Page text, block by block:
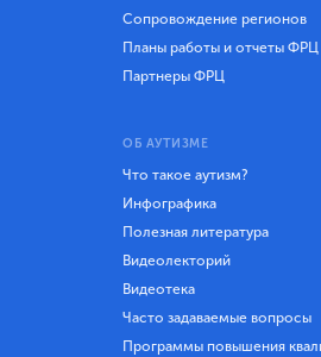
Сопровождение регионов
Планы работы и отчеты ФРЦ
Партнеры ФРЦ
ОБ АУТИЗМЕ
Что такое аутизм?
Инфографика
Полезная литература
Видеолекторий
Видеотека
Часто задаваемые вопросы
Программы повышения